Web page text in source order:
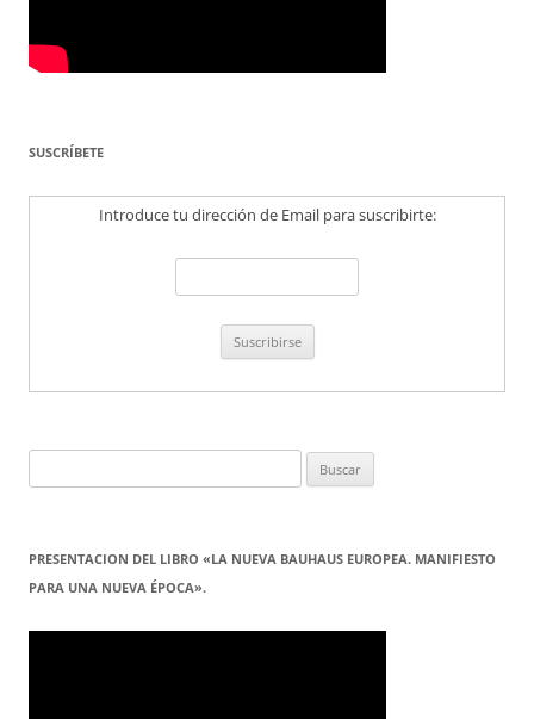
SUSCRÍBETE
Introduce tu dirección de Email para suscribirte:
PRESENTACION DEL LIBRO «LA NUEVA BAUHAUS EUROPEA. MANIFIESTO
PARA UNA NUEVA ÉPOCA».